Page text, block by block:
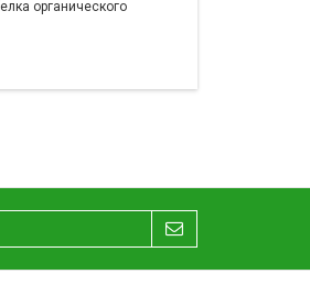
органического